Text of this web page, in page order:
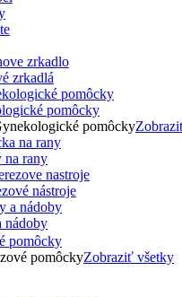
zrkadlá
pomôcky
pomôcky
na rany
nástroje
nádoby
pomôcky
pomôckyZobraziť všetky